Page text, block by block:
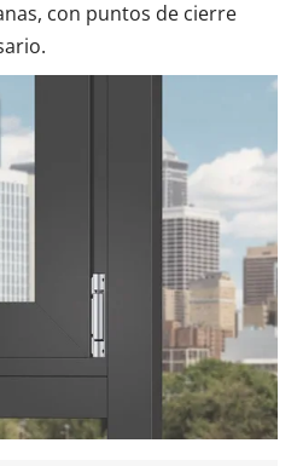
con puntos de cierre